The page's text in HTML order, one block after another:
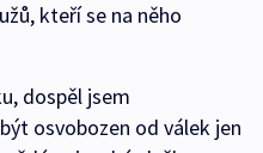
kteří se na něho
dospěl jsem
osvobozen od válek jen